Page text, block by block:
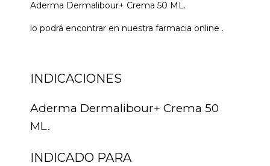
Aderma Dermalibour+ Crema 50 ML.
lo podrá encontrar en nuestra farmacia online .
INDICACIONES
Aderma Dermalibour+ Crema 50
ML.
INDICADO PARA